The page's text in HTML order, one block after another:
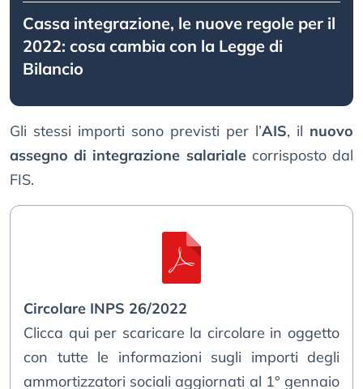
Cassa integrazione, le nuove regole per il
2022: cosa cambia con la Legge di
Bilancio
Gli stessi importi sono previsti per l’AIS, il nuovo
assegno di integrazione salarialecorrisposto dal
FIS.
Circolare INPS 26/2022
Clicca qui per scaricare la circolare in oggetto
con tutte le informazioni sugli importi degli
ammortizzatori sociali aggiornati al 1° gennaio